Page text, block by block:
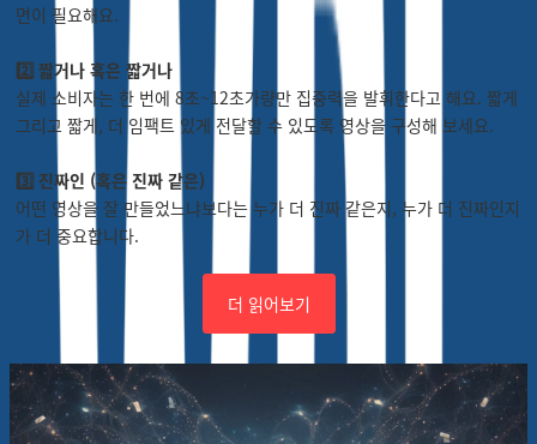
면이 필요해요.
2️⃣ 짧거나 혹은 짧거나
실제 소비자는 한 번에 8초~12초가량만 집중력을 발휘한다고 해요. 짧게
그리고 짧게, 더 임팩트 있게 전달할 수 있도록 영상을 구성해 보세요.
3️⃣ 진짜인 (혹은 진짜 같은)
어떤 영상을 잘 만들었느냐보다는 누가 더 진짜 같은지, 누가 더 진짜인지
가 더 중요합니다.
더 읽어보기